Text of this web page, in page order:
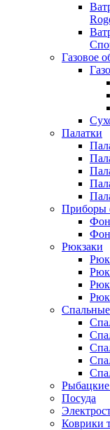
Газовое
Палатки
Приборы
Рюкзаки
Посуда
Коврики